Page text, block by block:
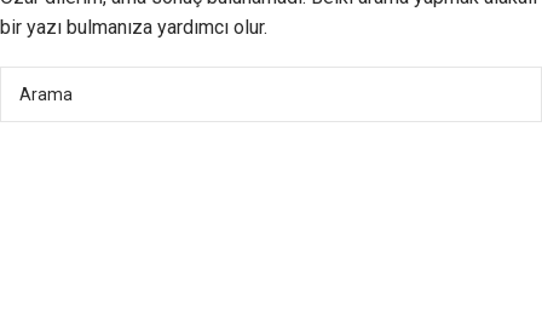
bir yazı bulmanıza yardımcı olur.